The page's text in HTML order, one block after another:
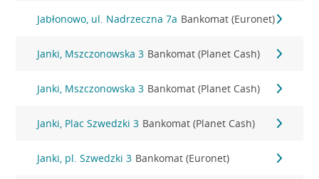
Jabłonowo, ul. Nadrzeczna 7a Bankomat (Euronet)
Janki, Mszczonowska 3 Bankomat (Planet Cash)
Janki, Mszczonowska 3 Bankomat (Planet Cash)
Janki, Plac Szwedzki 3 Bankomat (Planet Cash)
Janki, pl. Szwedzki 3 Bankomat (Euronet)